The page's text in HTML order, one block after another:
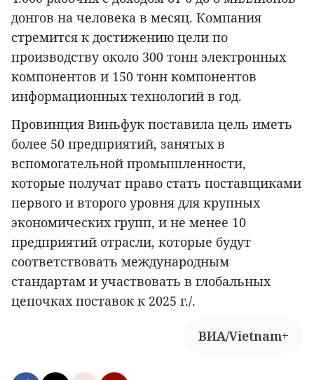
донгов на человека в месяц. Компания
стремится к достижению цели по
производству около 300 тонн электронных
компонентов и 150 тонн компонентов
информационных технологий в год.
Провинция Виньфук поставила цель иметь
более 50 предприятий, занятых в
вспомогательной промышленности,
которые получат право стать поставщиками
первого и второго уровня для крупных
экономических групп, и не менее 10
предприятий отрасли, которые будут
соответствовать международным
стандартам и участвовать в глобальных
цепочках поставок к 2025 г./.
ВИА/Vietnam+